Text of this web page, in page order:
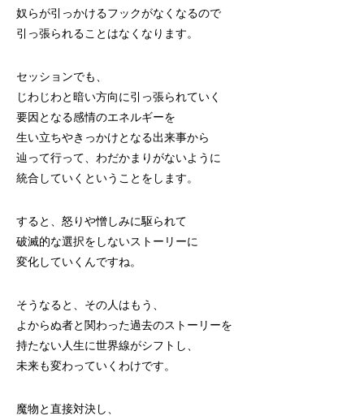
奴らが引っかけるフックがなくなるので
引っ張られることはなくなります。
セッションでも、
じわじわと暗い方向に引っ張られていく
要因となる感情のエネルギーを
生い立ちやきっかけとなる出来事から
辿って行って、わだかまりがないように
統合していくということをします。
すると、怒りや憎しみに駆られて
破滅的な選択をしないストーリーに
変化していくんですね。
そうなると、その人はもう、
よからぬ者と関わった過去のストーリーを
持たない人生に世界線がシフトし、
未来も変わっていくわけです。
魔物と直接対決し、